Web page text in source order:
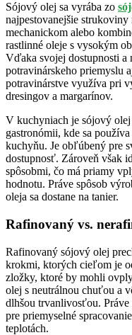
Sójový olej sa vyrába zo
najpestovanejšie
mechanickom alebo
rastlinné oleje s vysokým
Vďaka svojej dostupnosti a
potravinárskeho priemyslu
potravinárstve využíva pri
dresingov a margarínov.
V kuchyniach je sójový
gastronómii, kde sa
kuchyňu. Je obľúbený pre
dostupnosť. Zároveň však
spôsobmi, čo má priamy
hodnotu. Práve spôsob
oleja sa dostane na tanier.
Rafinovaný vs.
Rafinovaný sójový olej
krokmi, ktorých cieľom je
zložky, ktoré by mohli
olej s neutrálnou chuťou a
dlhšou trvanlivosťou.
pre priemyselné
teplotách.